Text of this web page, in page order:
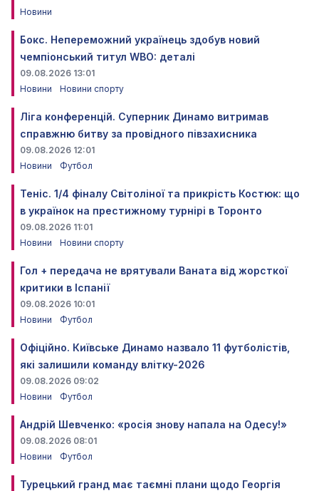
Новини
Бокс. Непереможний українець здобув новий
чемпіонський титул WBO: деталі
09.08.2026 13:01
Новини
Новини спорту
Ліга конференцій. Суперник Динамо витримав
справжню битву за провідного півзахисника
09.08.2026 12:01
Новини
Футбол
Теніс. 1/4 фіналу Світоліної та прикрість Костюк: що
в українок на престижному турнірі в Торонто
09.08.2026 11:01
Новини
Новини спорту
Гол + передача не врятували Ваната від жорсткої
критики в Іспанії
09.08.2026 10:01
Новини
Футбол
Офіційно. Київське Динамо назвало 11 футболістів,
які залишили команду влітку-2026
09.08.2026 09:02
Новини
Футбол
Андрій Шевченко: «росія знову напала на Одесу!»
09.08.2026 08:01
Новини
Футбол
Турецький гранд має таємні плани щодо Георгія